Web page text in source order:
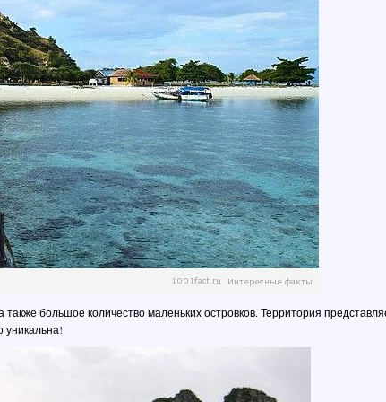
большое количество маленьких островков. Территория
уникальна!